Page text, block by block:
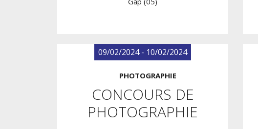
09/02/2024 - 10/02/2024
PHOTOGRAPHIE
CONCOURS DE
PHOTOGRAPHIE